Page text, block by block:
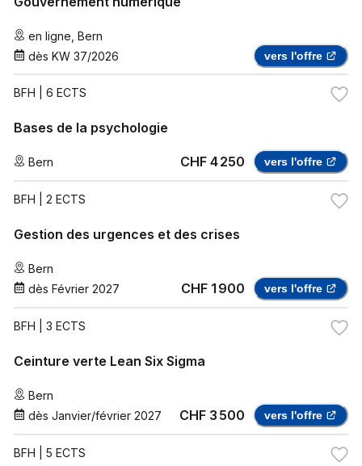
en ligne Bern
dès KW 37/2026 vers l'offre
BFH | 6 ECTS
Bases de la psychologie
Bern CHF 4 250 vers l'offre
BFH | 2 ECTS
Gestion des urgences et des crises
Bern
dès Février 2027 CHF 1 900 vers l'offre
BFH | 3 ECTS
Ceinture verte Lean Six Sigma
Bern
dès Janvier/février 2027 CHF 3 500 vers l'offre
BFH | 5 ECTS